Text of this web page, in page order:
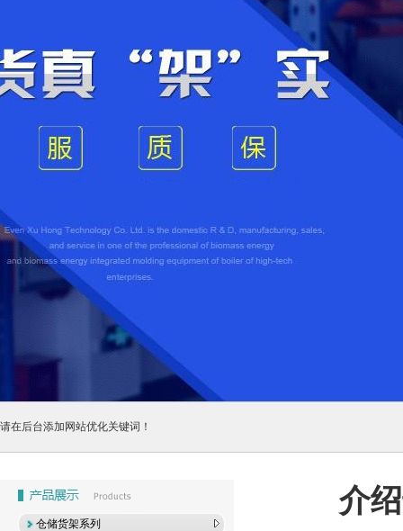
请在后台添加网站优化关键词！
仓储货架系列
介